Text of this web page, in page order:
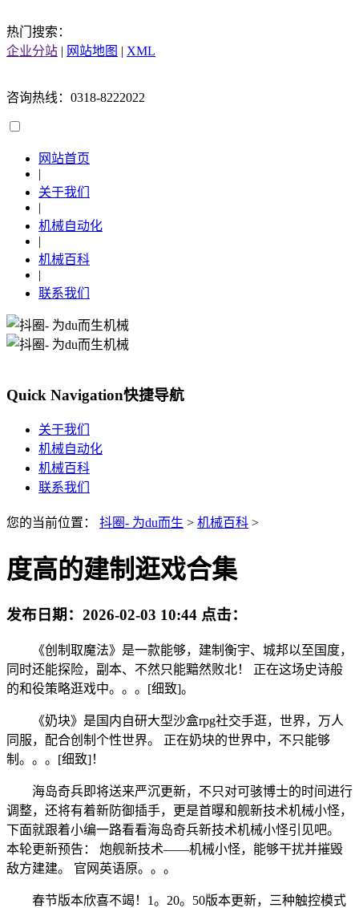
热门搜索：
企业分站 | 网站地图 | XML
咨询热线：0318-8222022
网站首页
|
关于我们
|
机械自动化
|
机械百科
|
联系我们
Quick Navigation快捷导航
关于我们
机械自动化
机械百科
联系我们
您的当前位置： 抖圈- 为du而生 > 机械百科 >
度高的建制逛戏合集
发布日期： 2026-02-03 10:44 点击：
《创制取魔法》是一款能够，建制衡宇、城邦以至国度，
同时还能探险，副本、不然只能黯然败北！ 正在这场史诗般
的和役策略逛戏中。。。[细致]。
《奶块》是国内自研大型沙盒rpg社交手逛，世界，万人
同服，配合创制个性世界。 正在奶块的世界中，不只能够
制。。。[细致]！
海岛奇兵即将送来严沉更新，不只对可骇博士的时间进行
调整，还将有着新防御插手，更是首曝和舰新技术机械小怪，
下面就跟着小编一路看看海岛奇兵新技术机械小怪引见吧。
本轮更新预告： 炮舰新技术——机械小怪，能够干扰并摧毁
敌方建建。 官网英语原。。。
春节版本欣喜不竭！1。20。50版本更新，三种触控模式